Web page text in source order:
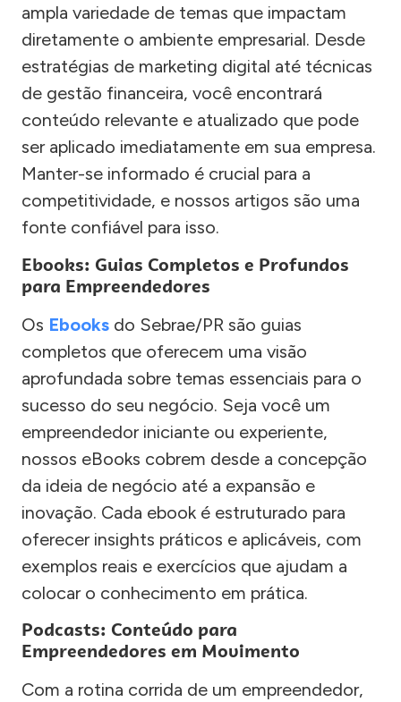
ampla variedade de temas que impactam
diretamente o ambiente empresarial. Desde
estratégias de marketing digital até técnicas
de gestão financeira, você encontrará
conteúdo relevante e atualizado que pode
ser aplicado imediatamente em sua empresa.
Manter-se informado é crucial para a
competitividade, e nossos artigos são uma
fonte confiável para isso.
Ebooks: Guias Completos e Profundos
para Empreendedores
Os Ebooks do Sebrae/PR são guias
completos que oferecem uma visão
aprofundada sobre temas essenciais para o
sucesso do seu negócio. Seja você um
empreendedor iniciante ou experiente,
nossos eBooks cobrem desde a concepção
da ideia de negócio até a expansão e
inovação. Cada ebook é estruturado para
oferecer insights práticos e aplicáveis, com
exemplos reais e exercícios que ajudam a
colocar o conhecimento em prática.
Podcasts: Conteúdo para
Empreendedores em Movimento
Com a rotina corrida de um empreendedor,